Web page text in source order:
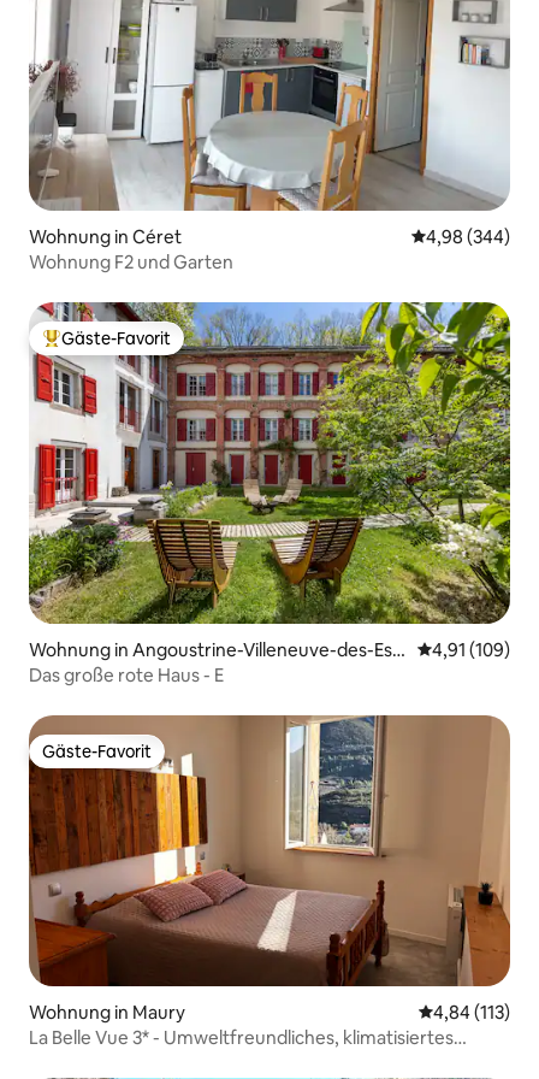
Wohnung in Céret
4,98 (344)
Wohnung F2 und Garten
Beliebter Gäste-Favorit.
Gäste-Favorit
Wohnung in Angoustrine-Villeneuve-des-Esc
aldes
4,91 (109)
Das große rote Haus - E
Gäste-Favorit
Gäste-Favorit
Wohnung in Maury
4,84 (113)
La Belle Vue 3* - Umweltfreundliches, klimatisiertes